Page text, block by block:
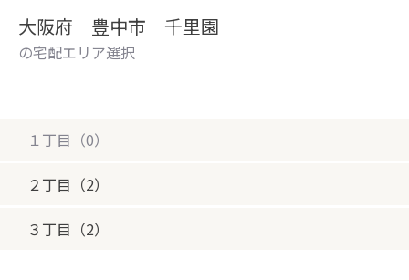
大阪府 豊中市 千里園
の宅配エリア選択
１丁目（0）
２丁目（2）
３丁目（2）